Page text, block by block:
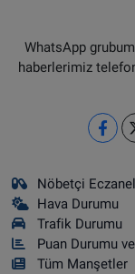
WhatsApp
haberlerimiz
Nöbetçi
Hava Durumu
Trafik Durumu
Puan Durumu
Tüm Manşetler